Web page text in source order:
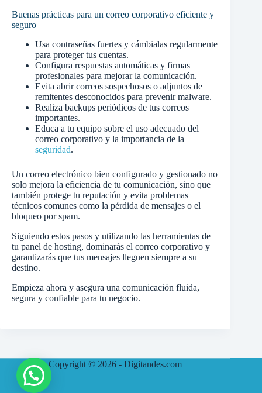
Buenas prácticas para un correo corporativo eficiente y
seguro
Usa contraseñas fuertes y cámbialas regularmente
para proteger tus cuentas.
Configura respuestas automáticas y firmas
profesionales para mejorar la comunicación.
Evita abrir correos sospechosos o adjuntos de
remitentes desconocidos para prevenir malware.
Realiza backups periódicos de tus correos
importantes.
Educa a tu equipo sobre el uso adecuado del
correo corporativo y la importancia de la
seguridad.
Un correo electrónico bien configurado y gestionado no
solo mejora la eficiencia de tu comunicación, sino que
también protege tu reputación y evita problemas
técnicos comunes como la pérdida de mensajes o el
bloqueo por spam.
Siguiendo estos pasos y utilizando las herramientas de
tu panel de hosting, dominarás el correo corporativo y
garantizarás que tus mensajes lleguen siempre a su
destino.
Empieza ahora y asegura una comunicación fluida,
segura y confiable para tu negocio.
Copyright © 2026 -Digitandes.com